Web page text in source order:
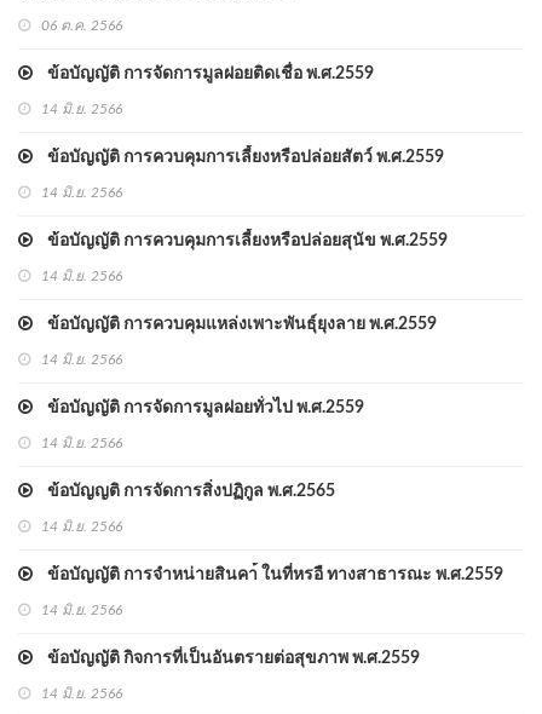
06 ต.ค. 2566
ข้อบัญญัติ การจัดการมูลฝอยติดเชื่้อ พ.ศ.2559
14 มิ.ย. 2566
ข้อบัญญัติ การควบคุมการเลี้ยงหรือปล่อยสัตว์ พ.ศ.2559
14 มิ.ย. 2566
ข้อบัญญัติ การควบคุมการเลี้ยงหรือปล่อยสุนัข พ.ศ.2559
14 มิ.ย. 2566
ข้อบัญญัติ การควบคุมแหล่งเพาะพันธุ์ยุงลาย พ.ศ.2559
14 มิ.ย. 2566
ข้อบัญญัติ การจัดการมูลฝอยทั่วไป พ.ศ.2559
14 มิ.ย. 2566
ข้อบัญญติ การจัดการสิ่งปฏิกูล พ.ศ.2565
14 มิ.ย. 2566
ข้อบัญญัติ การจำหน่ายสินคา้ ในที่หรอื ทางสาธารณะ พ.ศ.2559
14 มิ.ย. 2566
ข้อบัญญัติ กิจการที่เป็นอันตรายต่อสุขภาพ พ.ศ.2559
14 มิ.ย. 2566